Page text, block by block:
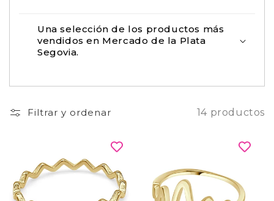
Una selección de los productos más
vendidos en Mercado de la Plata
Segovia.
Filtrar y ordenar 14 productos